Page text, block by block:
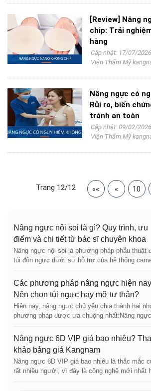
[Review] Nâng
chip: Trải
hàng
Cập nhật: 17/07/
Viện Thẩm Mỹ
Nâng ngực có
Rủi ro, biến
tránh an toàn
Cập nhật: 09/02/
Viện Thẩm Mỹ
Trang 12/12 «« « 10
Nâng ngực nội soi là gì? Quy trình, ưu
điểm và chi tiết từ bác sĩ chuyên khoa
Nâng ngực nội soi là phương pháp phẫu thuật
túi độn ngực dưới sự hỗ trợ của hệ thống
tách chính xác, cầm máu tốt và đặt túi đúng vị
Các phương pháp nâng ngực hiện
Nên chọn túi ngực hay mỡ tự thân?
Hiện nay, nâng ngực chủ yếu chia thành hai
phương pháp được ưa chuộng nhất:Nâng ngực
năng tăng size rõ rệt, giữ form lâu dài và tạo
ngực căng tròn, chuẩn chỉnh.Nâng ngực bằng
tự thân: Sử dụng mỡ lấy từ chính cơ thể để cấy
vào ngực, cho cảm giác mềm mại, tự nhiên,
hợp với người muốn tăng size nhẹ và có sẵn
Nâng ngực 6D VIP giá bao nhiêu?
khảo bảng giá Kangnam
Nâng ngực 6D VIP giá bao nhiêu là thắc mắc
rất nhiều người, vì đây là công nghệ mới nhất